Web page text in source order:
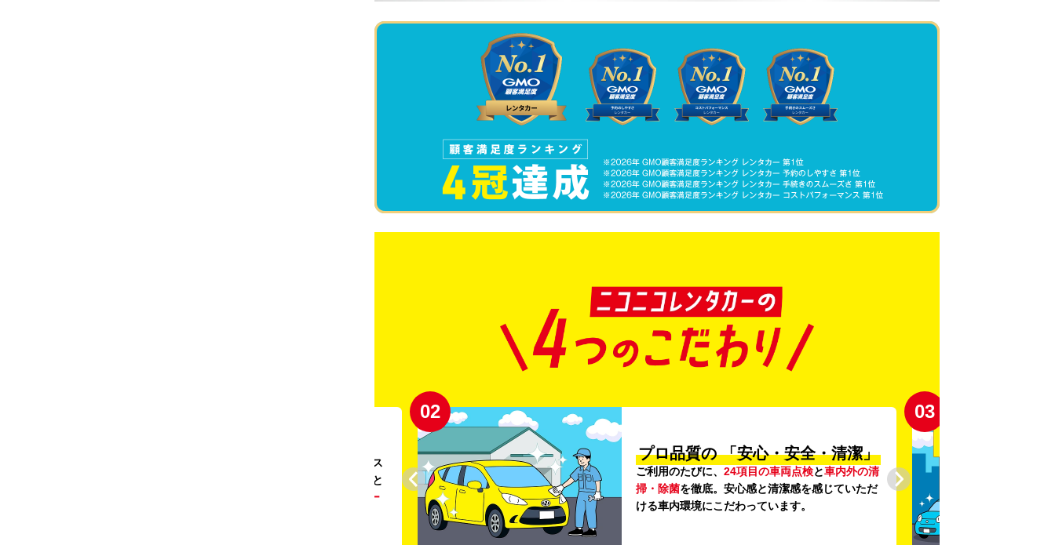
。ガソリンス
タンドや整備工場の既存インフラを活用すること
リー
02
プロ品質の 「安心・安全・清潔」
ご利用のたびに、 24項目の車両点検と車内外の清
掃・除菌を徹底。安心感と清潔感を感じていただ
ける車内環境にこだわっています。
03